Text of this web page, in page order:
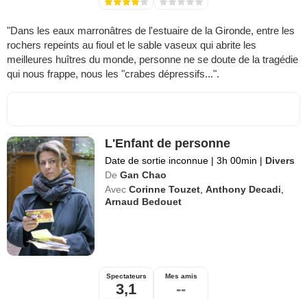
"Dans les eaux marronâtres de l'estuaire de la Gironde, entre les
rochers repeints au fioul et le sable vaseux qui abrite les
meilleures huîtres du monde, personne ne se doute de la tragédie
qui nous frappe, nous les "crabes dépressifs...".
L'Enfant de personne
Date de sortie inconnue | 3h 00min | Divers
De Gan Chao
Avec Corinne Touzet ,Anthony Decadi
Arnaud Bedouet
Spectateurs
3,1
Mes amis
--